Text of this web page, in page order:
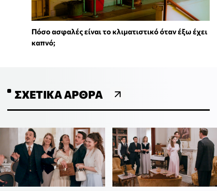
Πόσο ασφαλές είναι το κλιματιστικό όταν έξω έχει
καπνό;
ΣΧΕΤΙΚΆ ΆΡΘΡΑ